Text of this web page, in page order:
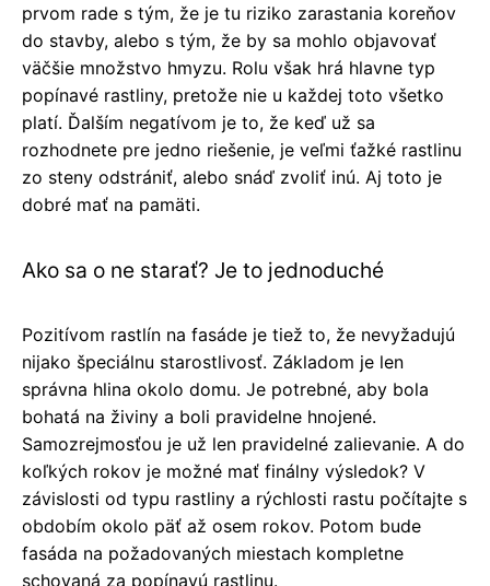
prvom rade s tým, že je tu riziko zarastania koreňov
do stavby, alebo s tým, že by sa mohlo objavovať
väčšie množstvo hmyzu. Rolu však hrá hlavne typ
popínavé rastliny, pretože nie u každej toto všetko
platí. Ďalším negatívom je to, že keď už sa
rozhodnete pre jedno riešenie, je veľmi ťažké rastlinu
zo steny odstrániť, alebo snáď zvoliť inú. Aj toto je
dobré mať na pamäti.
Ako sa o ne starať? Je to jednoduché
Pozitívom rastlín na fasáde je tiež to, že nevyžadujú
nijako špeciálnu starostlivosť. Základom je len
správna hlina okolo domu. Je potrebné, aby bola
bohatá na živiny a boli pravidelne hnojené.
Samozrejmosťou je už len pravidelné zalievanie. A do
koľkých rokov je možné mať finálny výsledok? V
závislosti od typu rastliny a rýchlosti rastu počítajte s
obdobím okolo päť až osem rokov. Potom bude
fasáda na požadovaných miestach kompletne
schovaná za popínavú rastlinu.